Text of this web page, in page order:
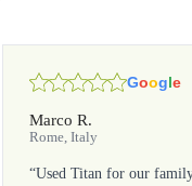
Google
Marco R.
Rome, Italy
“Used Titan for our